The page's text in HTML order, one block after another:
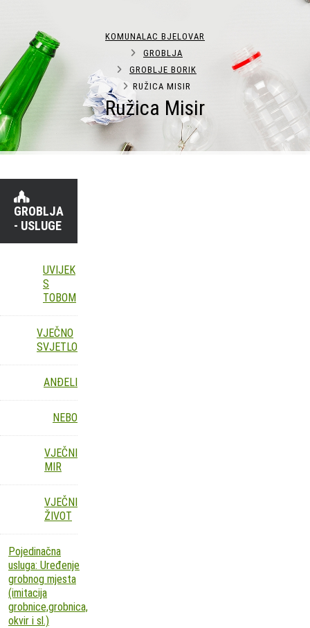
Ružica Misir
KOMUNALAC BJELOVAR
GROBLJA
GROBLJE BORIK
RUŽICA MISIR
GROBLJA
- USLUGE
UVIJEK
S
TOBOM
VJEČNO
SVJETLO
ANĐELI
NEBO
VJEČNI
MIR
VJEČNI
ŽIVOT
Pojedinačna
usluga: Uređenje
grobnog mjesta
(imitacija
grobnice,grobnica,
okvir i sl.)